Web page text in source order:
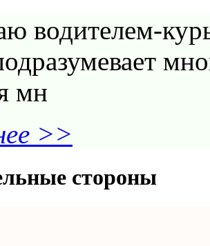
водителем-
мн
>>
стороны